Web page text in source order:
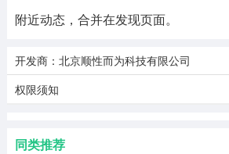
附近动态，合并在发现页面。
开发商：北京顺性而为科技有限公司
权限须知
同类推荐